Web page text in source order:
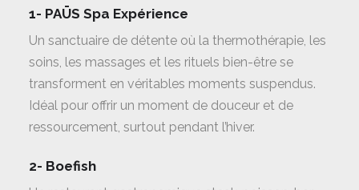
1- PAŪS Spa Expérience
Un sanctuaire de détente où la thermothérapie, les
soins, les massages et les rituels bien-être se
transforment en véritables moments suspendus.
Idéal pour offrir un moment de douceur et de
ressourcement, surtout pendant l’hiver.
2- Boefish